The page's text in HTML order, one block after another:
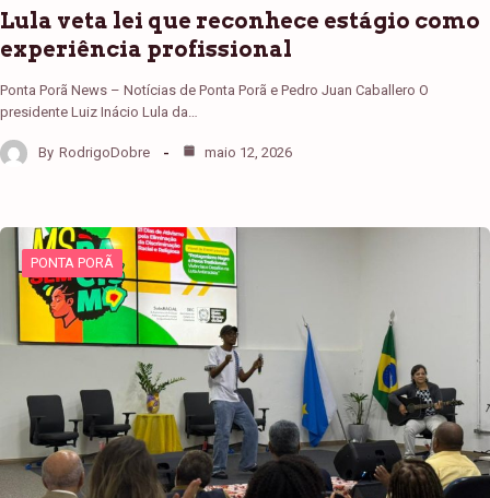
Lula veta lei que reconhece estágio como
experiência profissional
Ponta Porã News – Notícias de Ponta Porã e Pedro Juan Caballero O
presidente Luiz Inácio Lula da…
By RodrigoDobre maio 12, 2026
PONTA PORÃ